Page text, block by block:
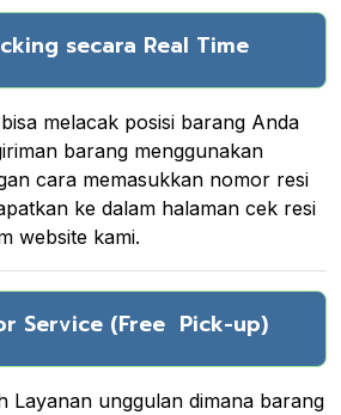
secara Real Time
melacak posisi barang Anda
barang menggunakan
cara memasukkan nomor resi
ke dalam halaman cek resi
website kami.
Service (Free Pick-up)
Layanan unggulan dimana barang